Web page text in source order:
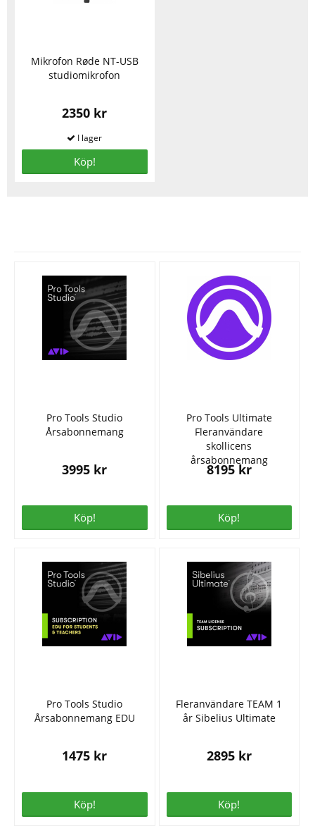
Mikrofon Røde NT-USB
studiomikrofon
2350 kr
Köp!
Pro Tools Studio
Årsabonnemang
3995 kr
Köp!
Pro Tools Ultimate
Fleranvändare
skollicens
årsabonnemang
8195 kr
Köp!
Pro Tools Studio
Årsabonnemang EDU
1475 kr
Köp!
Fleranvändare TEAM 1
år Sibelius Ultimate
2895 kr
Köp!